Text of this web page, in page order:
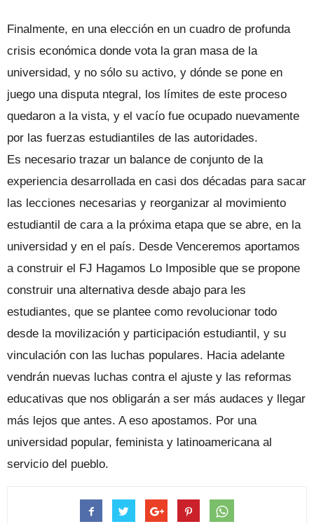
Finalmente, en una elección en un cuadro de profunda
crisis económica donde vota la gran masa de la
universidad, y no sólo su activo, y dónde se pone en
juego una disputa ntegral, los límites de este proceso
quedaron a la vista, y el vacío fue ocupado nuevamente
por las fuerzas estudiantiles de las autoridades.
Es necesario trazar un balance de conjunto de la
experiencia desarrollada en casi dos décadas para sacar
las lecciones necesarias y reorganizar al movimiento
estudiantil de cara a la próxima etapa que se abre, en la
universidad y en el país. Desde Venceremos aportamos
a construir el FJ Hagamos Lo Imposible que se propone
construir una alternativa desde abajo para les
estudiantes, que se plantee como revolucionar todo
desde la movilización y participación estudiantil, y su
vinculación con las luchas populares. Hacia adelante
vendrán nuevas luchas contra el ajuste y las reformas
educativas que nos obligarán a ser más audaces y llegar
más lejos que antes. A eso apostamos. Por una
universidad popular, feminista y latinoamericana al
servicio del pueblo.